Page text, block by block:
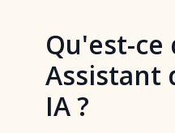
Qu'est-ce
Assistant
IA ?